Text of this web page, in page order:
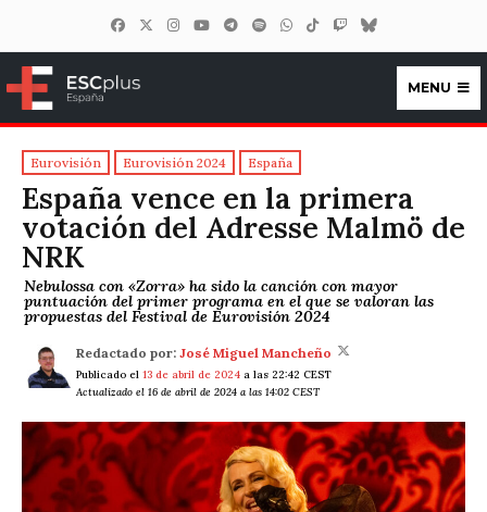
ESCplus España
MENU
Eurovisión Eurovisión 2024 España
España vence en la primera
votación del Adresse Malmö de
NRK
Nebulossa con «Zorra» ha sido la canción con mayor
puntuación del primer programa en el que se valoran las
propuestas del Festival de Eurovisión 2024
Redactado por: José Miguel Mancheño
Publicado el 13 de abril de 2024 a las 22:42 CEST
Actualizado el 16 de abril de 2024 a las 14:02 CEST